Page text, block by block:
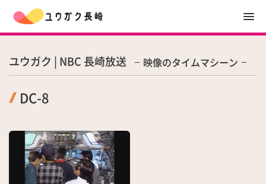
ユウガク | NBC 長崎放送 映像のタイムマシーン
DC-8